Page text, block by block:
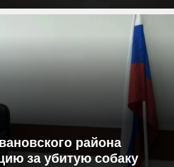
района
за убитую собаку